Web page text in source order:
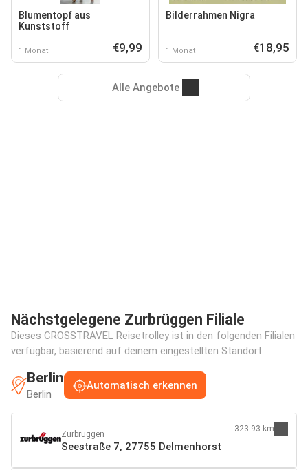
Blumentopf aus
Kunststoff
1 Monat €9,99
Bilderrahmen Nigra
1 Monat €18,95
Alle Angebote
Nächstgelegene Zurbrüggen Filiale
Dieses CROSSTRAVEL Reisetrolley ist in den folgenden Filialen
verfügbar, basierend auf deinem eingestellten Standort:
Berlin
Berlin
Automatisch erkennen
Zurbrüggen
Seestraße 7, 27755 Delmenhorst
323.93 km